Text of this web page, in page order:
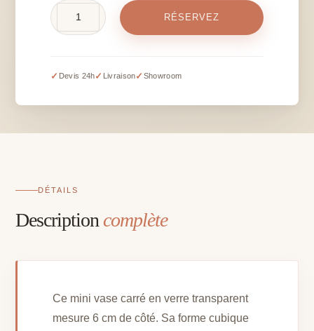
-
cm
RÉSERVEZ
✓ Devis 24h✓ Livraison✓ Showroom
DÉTAILS
Descriptioncomplète
Ce mini vase carré en verre transparent
mesure 6 cm de côté. Sa forme cubique